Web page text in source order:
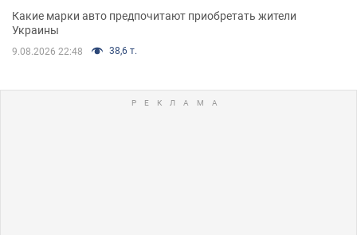
Какие марки авто предпочитают приобретать жители
Украины
9.08.2026 22:48 38,6 т.